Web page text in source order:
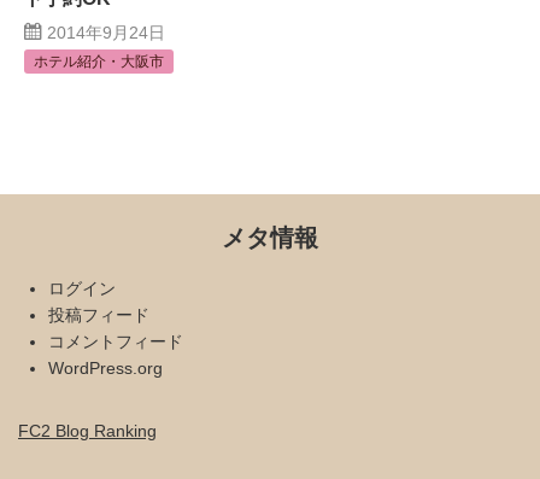
2014年9月24日
ホテル紹介・大阪市
メタ情報
ログイン
投稿フィード
コメントフィード
WordPress.org
FC2 Blog Ranking